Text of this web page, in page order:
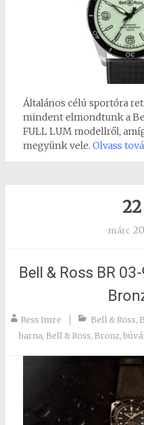
Általános célú sportóra
mindent elmondtunk a
FULL LUM modellről,
megyünk vele. Olvass
22
márc
Bell & Ross BR
Ress Imre Bell & Ross,
barna,Bell & Ross,Bronz,